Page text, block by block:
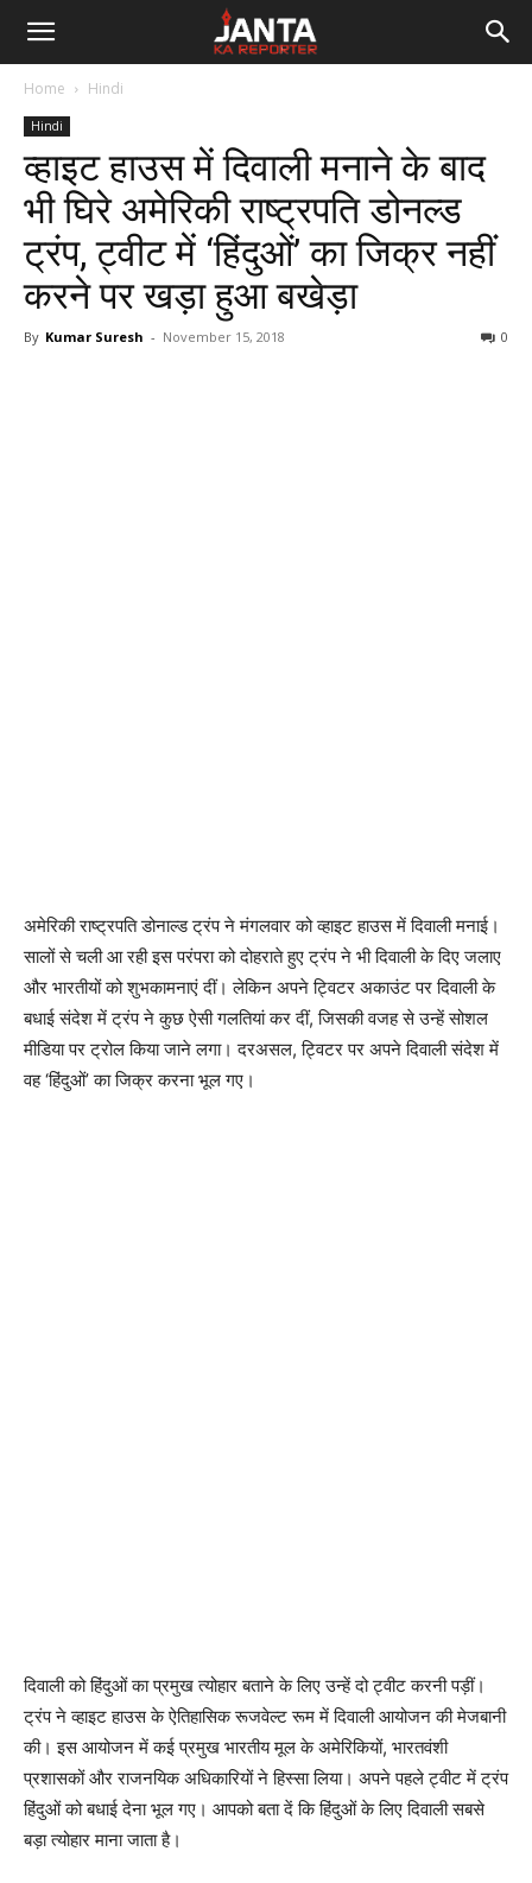
Janta
Reporter
Home Hindi
Hindi
व्हाइट हाउस में दिवाली मनाने के बाद
भी घिरे अमेरिकी राष्ट्रपति डोनल्ड
ट्रंप, ट्वीट में ‘हिंदुओं’ का जिक्र नहीं
करने पर खड़ा हुआ बखेड़ा
By Kumar Suresh - November 15, 2018 0
अमेरिकी राष्ट्रपति डोनाल्ड ट्रंप ने मंगलवार को व्हाइट हाउस में दिवाली मनाई।
सालों से चली आ रही इस परंपरा को दोहराते हुए ट्रंप ने भी दिवाली के दिए जलाए
और भारतीयों को शुभकामनाएं दीं। लेकिन अपने ट्विटर अकाउंट पर दिवाली के
बधाई संदेश में ट्रंप ने कुछ ऐसी गलतियां कर दीं, जिसकी वजह से उन्हें सोशल
मीडिया पर ट्रोल किया जाने लगा। दरअसल, ट्विटर पर अपने दिवाली संदेश में
वह ‘हिंदुओं’ का जिक्र करना भूल गए।
दिवाली को हिंदुओं का प्रमुख त्योहार बताने के लिए उन्हें दो ट्वीट करनी पड़ीं।
ट्रंप ने व्हाइट हाउस के ऐतिहासिक रूजवेल्ट रूम में दिवाली आयोजन की मेजबानी
की। इस आयोजन में कई प्रमुख भारतीय मूल के अमेरिकियों, भारतवंशी
प्रशासकों और राजनयिक अधिकारियों ने हिस्सा लिया। अपने पहले ट्वीट में ट्रंप
हिंदुओं को बधाई देना भूल गए। आपको बता दें कि हिंदुओं के लिए दिवाली सबसे
बड़ा त्योहार माना जाता है।